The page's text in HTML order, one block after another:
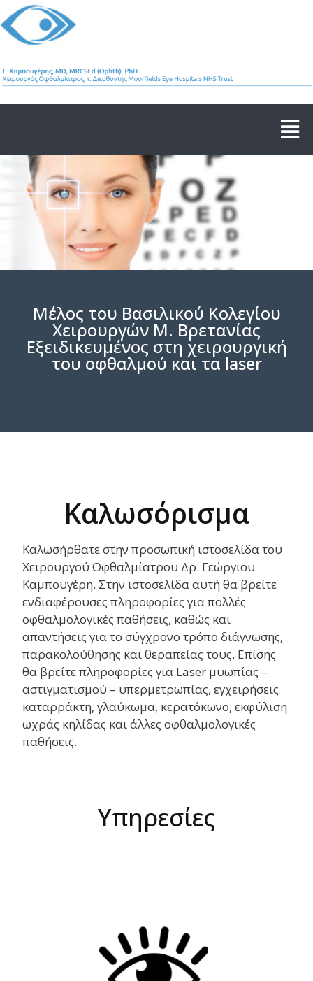
Μέλος του Βασιλικού Κολεγίου
Χειρουργών Μ. Βρετανίας
Εξειδικευμένος στη χειρουργική
του οφθαλμού και τα laser
Καλωσόρισμα
Καλωσήρθατε στην προσωπική ιστοσελίδα του
Χειρουργού Οφθαλμίατρου Δρ. Γεώργιου
Καμπουγέρη. Στην ιστοσελίδα αυτή θα βρείτε
ενδιαφέρουσες πληροφορίες για πολλές
οφθαλμολογικές παθήσεις, καθώς και
απαντήσεις για το σύγχρονο τρόπο διάγνωσης,
παρακολούθησης και θεραπείας τους. Επίσης
θα βρείτε πληροφορίες για Laser μυωπίας –
αστιγματισμού – υπερμετρωπίας, εγχειρήσεις
καταρράκτη, γλαύκωμα, κερατόκωνο, εκφύλιση
ωχράς κηλίδας και άλλες οφθαλμολογικές
παθήσεις.
Υπηρεσίες